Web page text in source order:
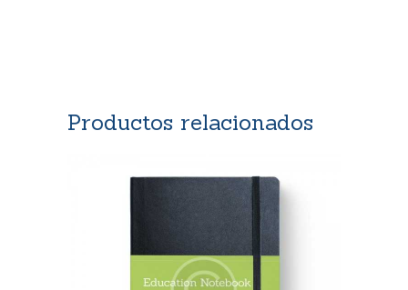
Productos relacionados